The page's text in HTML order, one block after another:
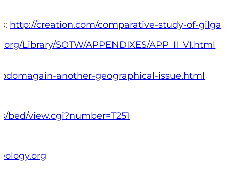
http://creation.com/comparative-study-of-
Library/SOTW/APPENDIXES/APP_II_VI.html
another-geographical-issue.html
view.cgi?number=T251